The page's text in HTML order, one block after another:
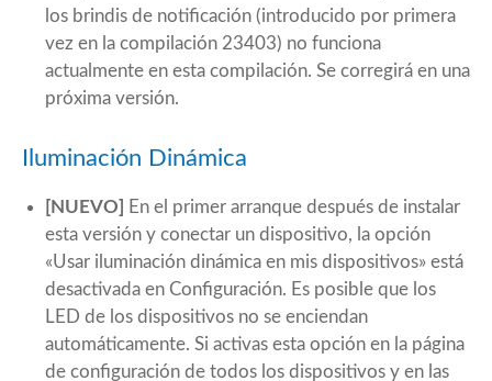
los brindis de notificación (introducido por primera
vez en la compilación 23403) no funciona
actualmente en esta compilación. Se corregirá en una
próxima versión.
Iluminación Dinámica
[NUEVO] En el primer arranque después de instalar
esta versión y conectar un dispositivo, la opción
«Usar iluminación dinámica en mis dispositivos» está
desactivada en Configuración. Es posible que los
LED de los dispositivos no se enciendan
automáticamente. Si activas esta opción en la página
de configuración de todos los dispositivos y en las